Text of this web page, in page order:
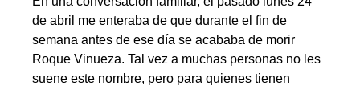
de abril me enteraba de que durante el fin de
semana antes de ese día se acababa de morir
Roque Vinueza. Tal vez a muchas personas no les
suene este nombre, pero para quienes tienen